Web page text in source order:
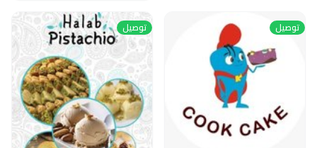
توصيل توصيل